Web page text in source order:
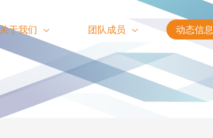
关于我们 团队成员 动态信息